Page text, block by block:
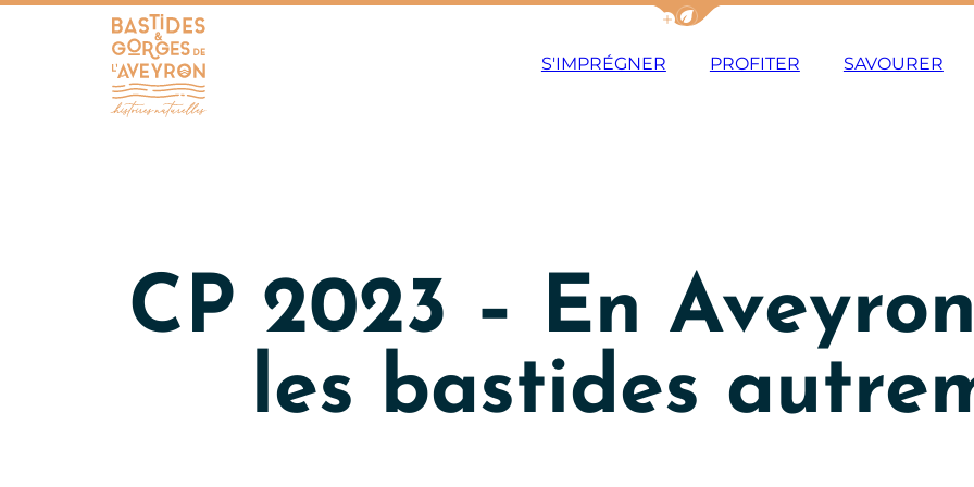
Afficher la barre de navigation du
S'IMPRÉGNER PROFITER SAVOURER
CP 2023 – En
les bastides